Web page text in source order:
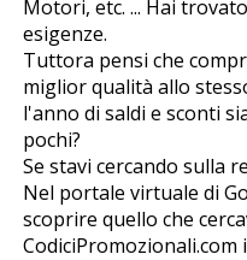
Motori, etc. ... Hai
esigenze.
Tuttora pensi che
miglior qualità allo
l'anno di saldi e sconti
pochi?
Se stavi cercando sulla
Nel portale virtuale di
scoprire quello che